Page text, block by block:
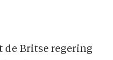
de Britse regering